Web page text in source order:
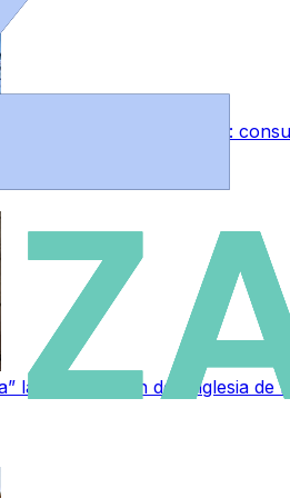
para regresar al Medievo:
la restauración de la iglesia de